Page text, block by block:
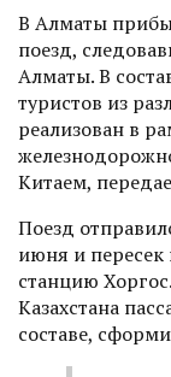
В Алматы
поезд,
Алматы. В
туристов из
реализован в
Китаем,
Поезд
июня и пересек
станцию Хоргос
Казахстана
составе,